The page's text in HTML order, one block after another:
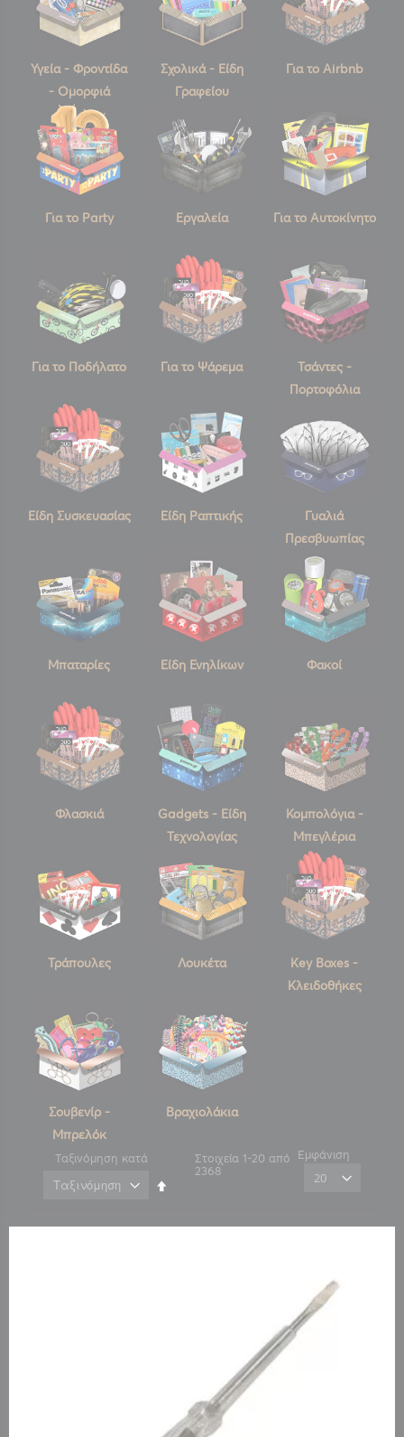
Υγεία - Φροντίδα
- Ομορφιά
Σχολικά - Είδη
Γραφείου
Για το Airbnb
Για το Party Εργαλεία Για το Αυτοκίνητο
Για το Ποδήλατο Για το Ψάρεμα
Τσάντες -
Πορτοφόλια
Είδη Συσκευασίας Είδη Ραπτικής
Γυαλιά
Πρεσβυωπίας
Μπαταρίες Είδη Ενηλίκων Φακοί
Φλασκιά
Gadgets - Είδη
Τεχνολογίας
Κομπολόγια -
Μπεγλέρια
Τράπουλες Λουκέτα
Key Boxes -
Κλειδοθήκες
Σουβενίρ -
Μπρελόκ
Βραχιολάκια
Ταξινόμηση κατά
Φθίνουσα
Στοιχεία 1-20 από
2368
Εμφάνιση